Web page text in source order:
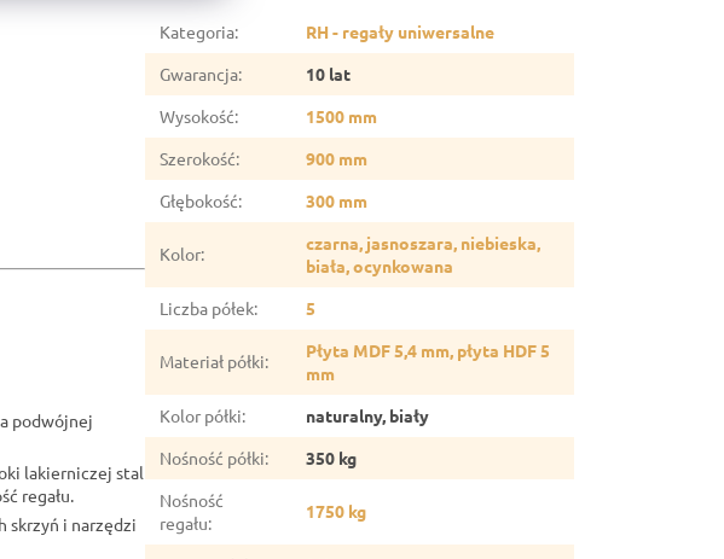
podwójnej
lakierniczej stal
regału.
skrzyń i narzędzi
Kategoria:
RH - regały uniwersalne
Gwarancja:
10 lat
Wysokość:
1500 mm
Szerokość:
900 mm
Głębokość: 300 mm
Kolor:
czarna, jasnoszara, niebieska,
biała, ocynkowana
Liczba półek: 5
Materiał półki:
Płyta MDF 5,4 mm, płyta HDF 5
mm
Kolor półki:
naturalny, biały
Nośność półki:
350 kg
Nośność
regału:
1750 kg